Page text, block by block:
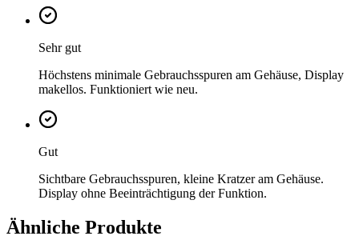
Sehr gut
Höchstens minimale Gebrauchsspuren am Gehäuse, Display
makellos. Funktioniert wie neu.
Gut
Sichtbare Gebrauchsspuren, kleine Kratzer am Gehäuse.
Display ohne Beeinträchtigung der Funktion.
Ähnliche Produkte